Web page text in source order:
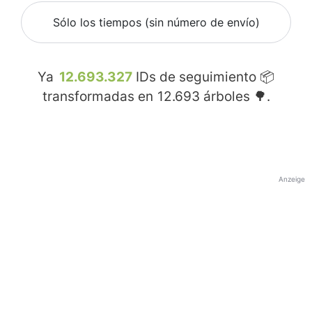
Sólo los tiempos (sin número de envío)
Ya 12.693.327 IDs de seguimiento 📦
transformadas en 12.693 árboles 🌳.
Anzeige